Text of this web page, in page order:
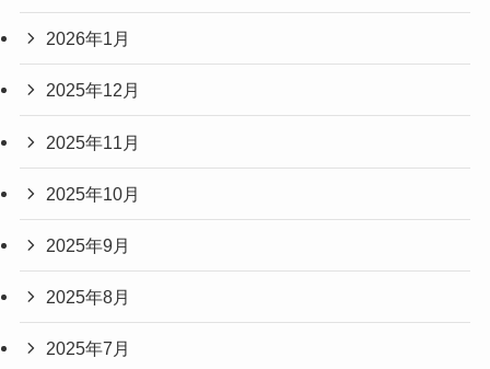
2026年1月
2025年12月
2025年11月
2025年10月
2025年9月
2025年8月
2025年7月